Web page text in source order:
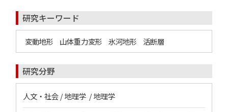
研究キーワード
変動地形 山体重力変形 氷河地形 活断層
研究分野
人文・社会 / 地理学 / 地理学